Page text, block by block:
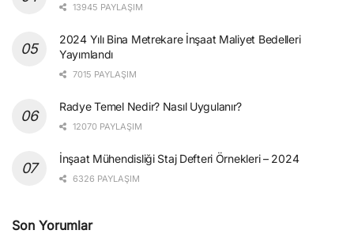
13945 PAYLAŞIM
2024 Yılı Bina Metrekare İnşaat Maliyet Bedelleri
Yayımlandı
7015 PAYLAŞIM
Radye Temel Nedir? Nasıl Uygulanır?
12070 PAYLAŞIM
İnşaat Mühendisliği Staj Defteri Örnekleri – 2024
6326 PAYLAŞIM
Son Yorumlar